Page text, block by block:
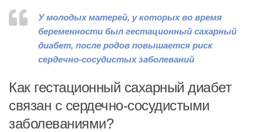
У молодых матерей, у которых во время
беременности был гестационный сахарный
диабет, после родов повышается риск
сердечно-сосудистых заболеваний
Как гестационный сахарный диабет
связан с сердечно-сосудистыми
заболеваниями?